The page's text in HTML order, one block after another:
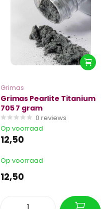
Grimas
Grimas Pearlite Titanium
705 7 gram
0 reviews
Op voorraad
12,50
Op voorraad
12,50